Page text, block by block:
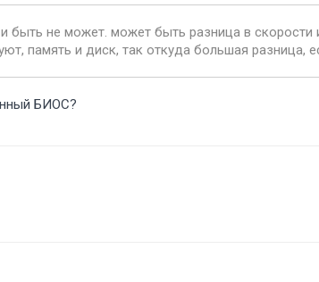
быть не может. может быть разница в скорости
память и диск, так откуда большая разница,
БИОС